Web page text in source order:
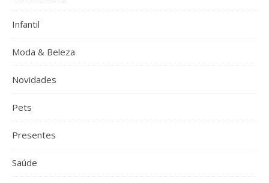
Infantil
Moda & Beleza
Novidades
Pets
Presentes
Saúde